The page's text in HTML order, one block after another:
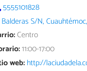
5555101828
Balderas S/N,
Centro
11:00-17:00
web:http://